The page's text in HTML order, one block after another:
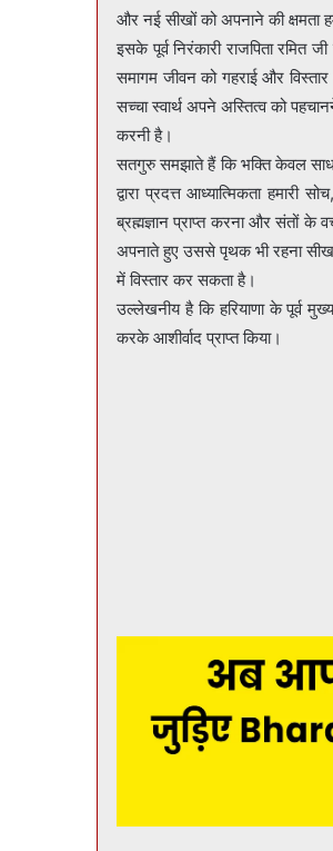
और नई सीखों को अपनाने की क्षमता
इसके पूर्व निरंकारी राजपिता
समागम जीवन को गहराई और
सच्चा स्वार्थ अपने अस्तित्व को
करनी है।
सतगुरु समझाते हैं कि भक्ति केवल
द्वारा प्रदत्त आध्यात्मिकता
ब्रह्मज्ञान प्राप्त करना और संतों के
अपनाते हुए उससे पृथक भी रहना
में विस्तार कर सकता है।
उल्लेखनीय है कि हरियाणा के पूर्व
करके आशीर्वाद प्राप्त किया।